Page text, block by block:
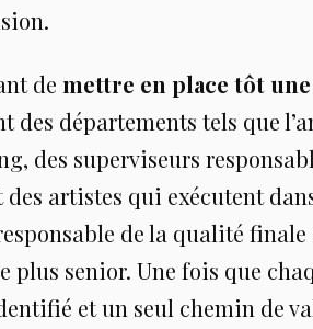
de mettre en place tôt
des départements tels que
des superviseurs
artistes qui exécutent
de la qualité
plus senior. Une fois que
et un seul chemin de